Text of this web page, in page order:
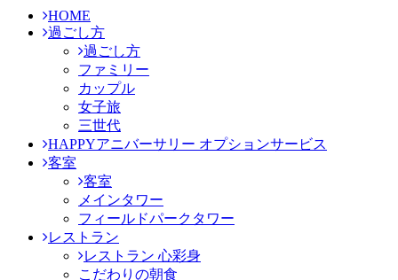
HOME
過ごし方
過ごし方
ファミリー
カップル
女子旅
三世代
HAPPYアニバーサリー オプションサービス
客室
客室
メインタワー
フィールドパークタワー
レストラン
レストラン 心彩身
こだわりの朝食